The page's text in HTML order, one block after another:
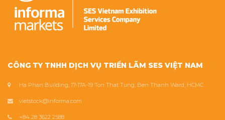
CÔNG TY TNHH DỊCH VỤ TRIỂN LÃM SES VIỆT NAM
Ha Phan Building, 17-17A-19 Ton That Tung, Ben Thanh Ward, HCMC
vietstock@informa.com
+84 28 3622 2588